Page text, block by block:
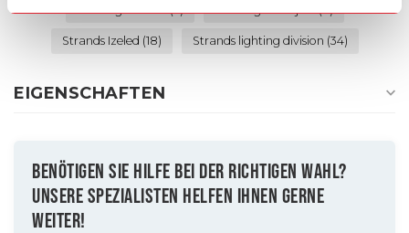
Strands Izeled (18) Strands lighting division (34)
EIGENSCHAFTEN
BENÖTIGEN SIE HILFE BEI DER RICHTIGEN WAHL?
UNSERE SPEZIALISTEN HELFEN IHNEN GERNE
WEITER!